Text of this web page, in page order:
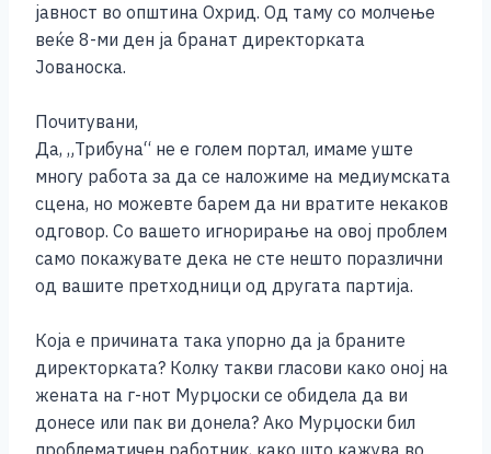
јавност во општина Охрид. Од таму со молчење
веќе 8-ми ден ја бранат директорката
Јованоска.
Почитувани,
Да, „Трибуна“ не е голем портал, имаме уште
многу работа за да се наложиме на медиумската
сцена, но можевте барем да ни вратите некаков
одговор. Со вашето игнорирање на овој проблем
само покажувате дека не сте нешто поразлични
од вашите претходници од другата партија.
Која е причината така упорно да ја браните
директорката? Колку такви гласови како оној на
жената на г-нот Мурџоски се обидела да ви
донесе или пак ви донела? Ако Мурџоски бил